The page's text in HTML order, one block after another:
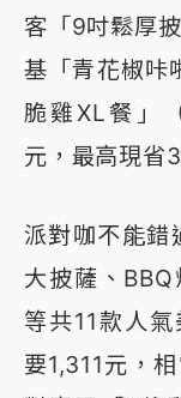
客「9吋鬆厚
基「青花椒咔
脆雞XL餐」
元，最高現省
派對咖不能錯
大披薩、
等共11款人
要1,311元，